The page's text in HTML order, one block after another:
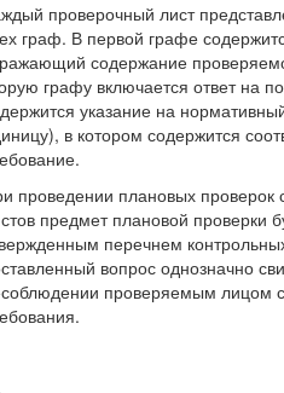
проверочный лист
граф. В первой графе
содержание
графу включается ответ на
указание на
в котором содержится
проведении плановых проверок
предмет плановой проверки
перечнем
вопрос однозначно
проверяемым лицом